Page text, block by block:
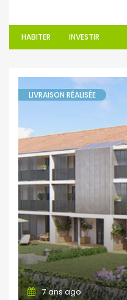
HABITER INVESTIR
LIVRAISON RÉALISÉE
7 ans ago